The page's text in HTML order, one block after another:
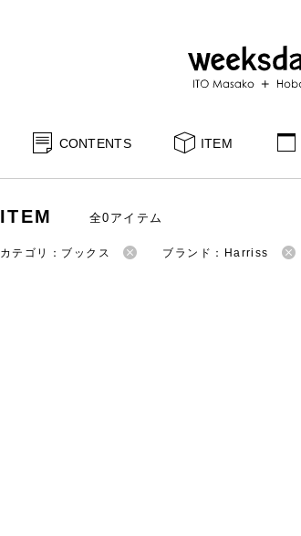
CONTENTS ITEM
ITEM 全0アイテム
カテゴリ：ブックス ブランド：Harriss